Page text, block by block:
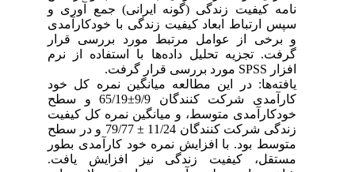
نامه کیفیت زندگی (گونه ایرانی) جمع آوری و
سپس ارتباط ابعاد کیفیت زندگی با خودکارآمدی
و برخی از عوامل مرتبط مورد بررسی قرار
گرفت. تجزیه تحلیل داده‌ها با استفاده از نرم
افزار SPSS مورد بررسی قرار گرفت.
یافته‌ها: در این مطالعه میانگین نمره کل خود
کارآمدی شرکت کنندگان 9/9±65/19 و سطح
خودکارآمدی متوسط، و میانگین نمره کل کیفیت
زندگی شرکت کنندگان 11/24 ± 79/77 و در سطح
متوسط بود. با افزایش نمره خود کارآمدی بطور
مستقل، کیفیت زندگی نیز افزایش یافت.